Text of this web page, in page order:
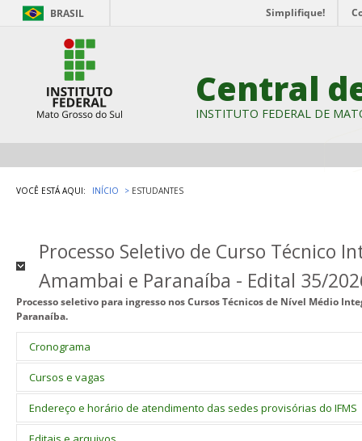
BRASIL Simplifique!
Central
INSTITUTO FEDERAL DE
VOCÊ ESTÁ AQUI: INÍCIO ESTUDANTES
Processo Seletivo de Curso Técnico
Amambai e Paranaíba - Edital 35/
Processo seletivo para ingresso nos Cursos Técnicos de Nível Médio
Paranaíba.
Cronograma
12. CRONOGRAMA
EVENTO
Publicação do edital
Cursos e vagas
Endereço e horário de atendimento das sedes provisórias do IFMS
Município
Sede provisória do IFMS